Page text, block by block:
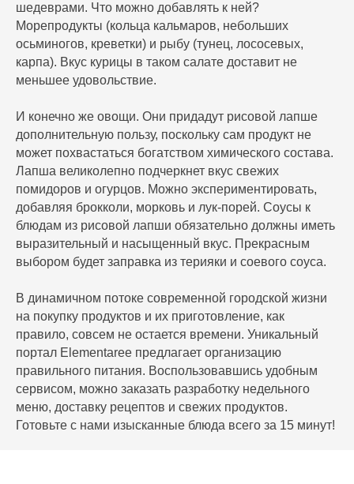
шедеврами. Что можно добавлять к ней?
Морепродукты (кольца кальмаров, небольших
осьминогов, креветки) и рыбу (тунец, лососевых,
карпа). Вкус курицы в таком салате доставит не
меньшее удовольствие.
И конечно же овощи. Они придадут рисовой лапше
дополнительную пользу, поскольку сам продукт не
может похвастаться богатством химического состава.
Лапша великолепно подчеркнет вкус свежих
помидоров и огурцов. Можно экспериментировать,
добавляя брокколи, морковь и лук-порей. Соусы к
блюдам из рисовой лапши обязательно должны иметь
выразительный и насыщенный вкус. Прекрасным
выбором будет заправка из терияки и соевого соуса.
В динамичном потоке современной городской жизни
на покупку продуктов и их приготовление, как
правило, совсем не остается времени. Уникальный
портал Elementaree предлагает организацию
правильного питания. Воспользовавшись удобным
сервисом, можно заказать разработку недельного
меню, доставку рецептов и свежих продуктов.
Готовьте с нами изысканные блюда всего за 15 минут!